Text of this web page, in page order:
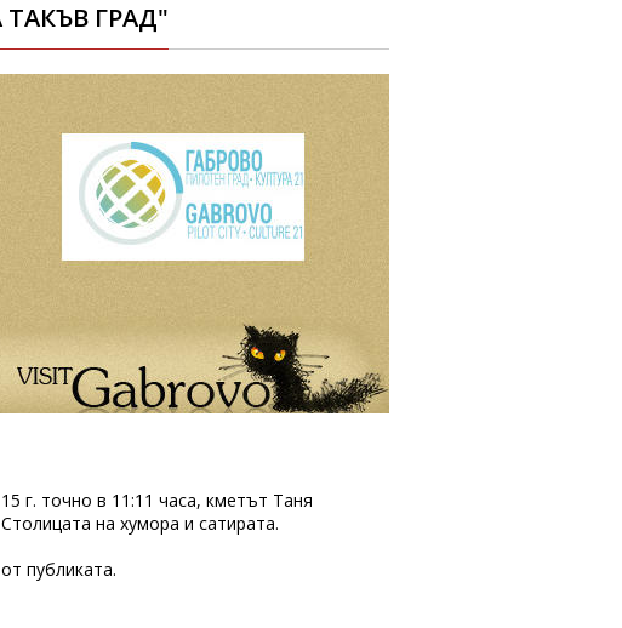
ГРАД"
г. точно в 11:11 часа, кметът Таня
на хумора и сатирата.
публиката.